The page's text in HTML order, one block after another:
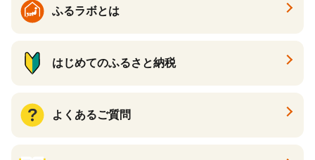
ふるラボとは
はじめてのふるさと納税
よくあるご質問